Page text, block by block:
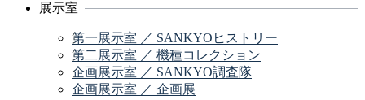
展示室
第一展示室 ／ SANKYOヒストリー
第二展示室 ／ 機種コレクション
企画展示室 ／ SANKYO調査隊
企画展示室 ／ 企画展